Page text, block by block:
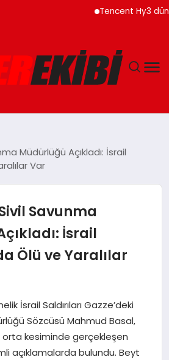
Tencent Hy3 dünya
Müdürlüğü Açıkladı: İsrail
Var
Savunma
İsrail
Ölü ve Yaralılar
İsrail Saldırıları Gazze’deki
Sözcüsü Mahmud Basal,
orta kesiminde gerçekleşen
açıklamalarda bulundu. Beyt